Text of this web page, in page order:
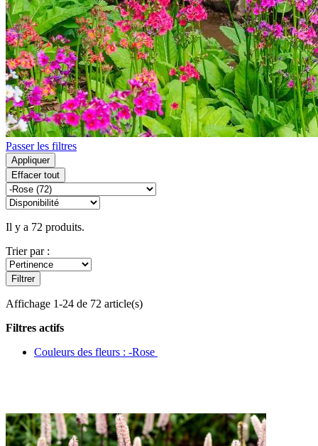
Passer les filtres
Appliquer
Effacer tout
Il y a 72 produits.
Trier par :
Filtrer
Affichage 1-24 de 72 article(s)
Filtres actifs
Couleurs des fleurs : -Rose